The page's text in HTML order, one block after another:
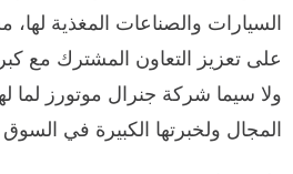
السيارات والصناعات المغذية
على تعزيز التعاون المشترك مع
ولا سيما شركة جنرال موتورز لما
المجال ولخبرتها الكبيرة في